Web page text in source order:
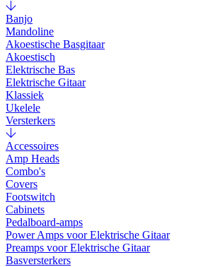
Banjo
Mandoline
Akoestische Basgitaar
Akoestisch
Elektrische Bas
Elektrische Gitaar
Klassiek
Ukelele
Versterkers
Accessoires
Amp Heads
Combo's
Covers
Footswitch
Cabinets
Pedalboard-amps
Power Amps voor Elektrische Gitaar
Preamps voor Elektrische Gitaar
Basversterkers